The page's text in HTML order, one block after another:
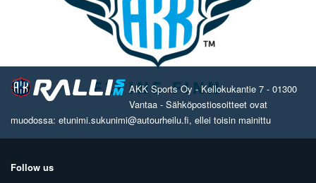
AKK Sports Oy - Kellokukantie 7 - 01300
Vantaa - Sähköpostiosoitteet ovat
muodossa: etunimi.sukunimi@autourheilu.fi, ellei toisin mainittu
Follow us